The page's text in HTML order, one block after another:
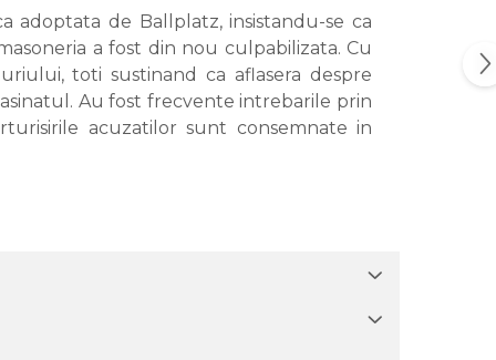
adoptata de Ballplatz, insistandu-se ca
a fost din nou culpabilizata. Cu
toti sustinand ca aflasera despre
Au fost frecvente intrebarile prin
acuzatilor sunt consemnate in